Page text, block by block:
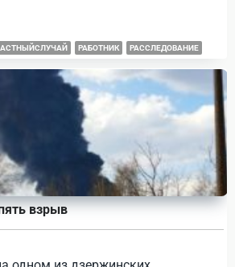
РАБОТНИК РАССЛЕДОВАНИЕ
взрыв